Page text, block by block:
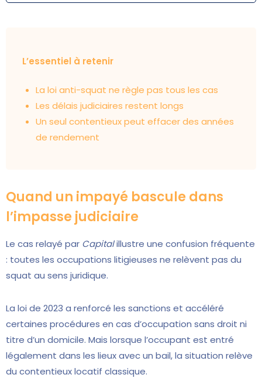
L’essentiel à retenir
La loi anti-squat ne règle pas tous les cas
Les délais judiciaires restent longs
Un seul contentieux peut effacer des années
de rendement
Quand un impayé bascule dans
l’impasse judiciaire
Le cas relayé par Capitalillustre une confusion fréquente
: toutes les occupations litigieuses ne relèvent pas du
squat au sens juridique.
La loi de 2023 a renforcé les sanctions et accéléré
certaines procédures en cas d’occupation sans droit ni
titre d’un domicile. Mais lorsque l’occupant est entré
légalement dans les lieux avec un bail, la situation relève
du contentieux locatif classique.